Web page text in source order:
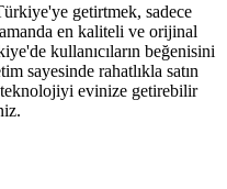
getirtmek, sadece
en kaliteli ve orijinal
kullanıcıların beğenisini
sayesinde rahatlıkla satın
evinize getirebilir